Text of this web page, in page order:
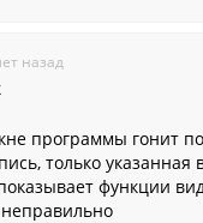
назад
программы гонит
только указанная
функции